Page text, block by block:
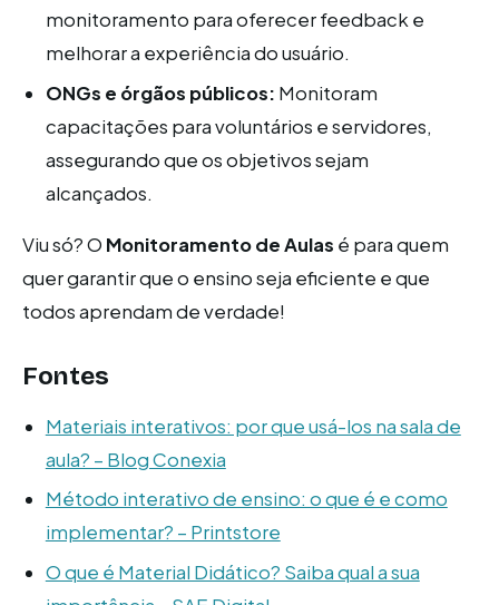
monitoramento para oferecer feedback e
melhorar a experiência do usuário.
ONGs e órgãos públicos: Monitoram
capacitações para voluntários e servidores,
assegurando que os objetivos sejam
alcançados.
Viu só? O Monitoramento de Aulas é para quem
quer garantir que o ensino seja eficiente e que
todos aprendam de verdade!
Fontes
Materiais interativos: por que usá-los na sala de
aula? – Blog Conexia
Método interativo de ensino: o que é e como
implementar? – Printstore
O que é Material Didático? Saiba qual a sua